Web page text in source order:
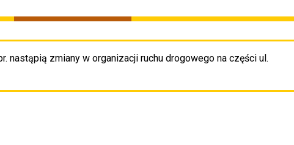
nastąpią zmiany w organizacji ruchu drogowego na części ul.
Przejdź do